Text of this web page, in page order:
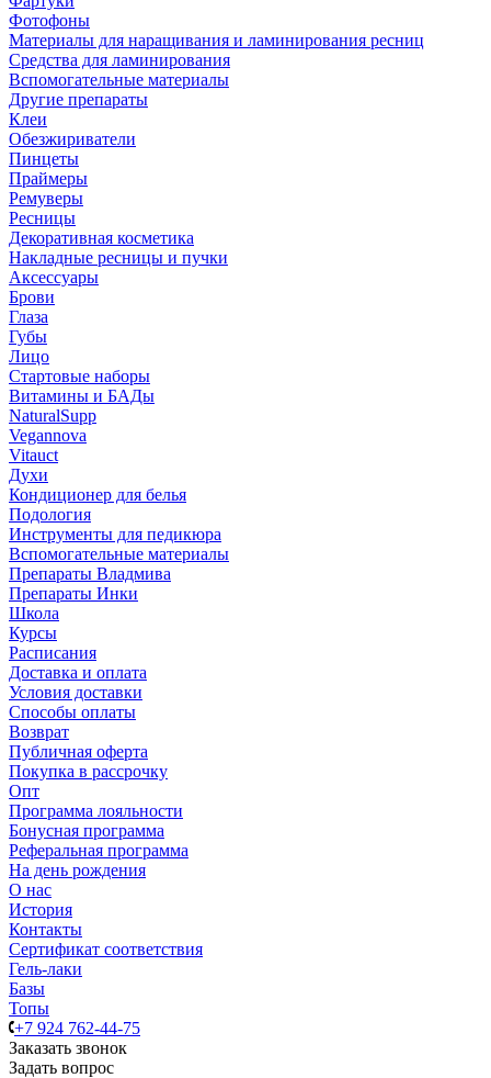
Фотофоны
Материалы для наращивания и ламинирования ресниц
Средства для ламинирования
Вспомогательные материалы
Другие препараты
Клеи
Обезжириватели
Пинцеты
Праймеры
Ремуверы
Ресницы
Декоративная косметика
Накладные ресницы и пучки
Аксессуары
Брови
Глаза
Губы
Лицо
Стартовые наборы
Витамины и БАДы
NaturalSupp
Vegannova
Vitauct
Духи
Кондиционер для белья
Подология
Инструменты для педикюра
Вспомогательные материалы
Препараты Владмива
Препараты Инки
Школа
Курсы
Расписания
Доставка и оплата
Условия доставки
Способы оплаты
Возврат
Публичная оферта
Покупка в рассрочку
Опт
Программа лояльности
Бонусная программа
Реферальная программа
На день рождения
О нас
История
Контакты
Сертификат соответствия
Гель-лаки
Базы
Топы
+7 924 762-44-75
Заказать звонок
Задать вопрос